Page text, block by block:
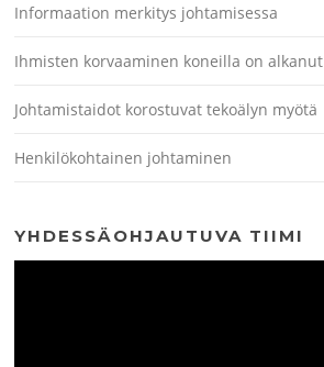
Informaation merkitys johtamisessa
Ihmisten korvaaminen koneilla on alkanut
Johtamistaidot korostuvat tekoälyn myötä
Henkilökohtainen johtaminen
YHDESSÄOHJAUTUVA TIIMI